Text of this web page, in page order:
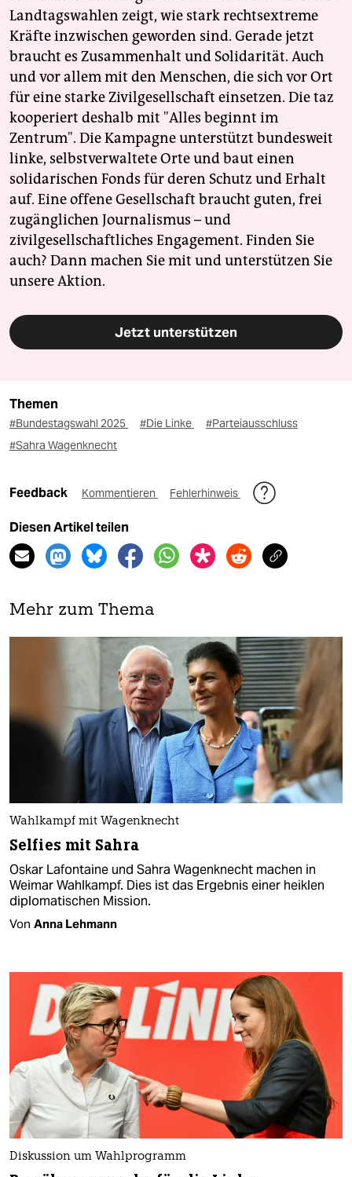
Landtagswahlen zeigt, wie stark rechtsextreme
Kräfte inzwischen geworden sind. Gerade jetzt
braucht es Zusammenhalt und Solidarität. Auch
und vor allem mit den Menschen, die sich vor Ort
für eine starke Zivilgesellschaft einsetzen. Die taz
kooperiert deshalb mit "Alles beginnt im
Zentrum". Die Kampagne unterstützt bundesweit
linke, selbstverwaltete Orte und baut einen
solidarischen Fonds für deren Schutz und Erhalt
auf. Eine offene Gesellschaft braucht guten, frei
zugänglichen Journalismus – und
zivilgesellschaftliches Engagement. Finden Sie
auch? Dann machen Sie mit und unterstützen Sie
unsere Aktion.
Jetzt unterstützen
Themen
#Bundestagswahl 2025 #Die Linke
#Parteiausschluss
#Sahra Wagenknecht
Feedback Kommentieren Fehlerhinweis
Diesen Artikel teilen
Mehr zum Thema
Wahlkampf mit Wagenknecht
Selfies mit Sahra
Oskar Lafontaine und Sahra Wagenknecht machen in
Weimar Wahlkampf. Dies ist das Ergebnis einer heiklen
diplomatischen Mission.
Von Anna Lehmann
Diskussion um Wahlprogramm